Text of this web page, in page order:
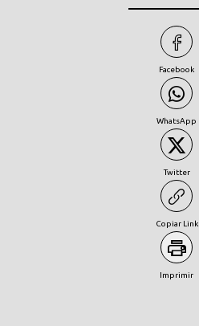
Facebook
WhatsApp
Twitter
Copiar Link
Imprimir